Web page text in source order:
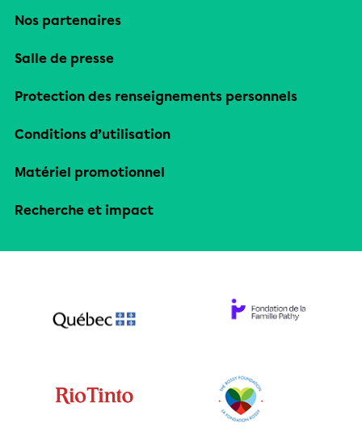
Nos partenaires
Salle de presse
Protection des renseignements personnels
Conditions d’utilisation
Matériel promotionnel
Recherche et impact